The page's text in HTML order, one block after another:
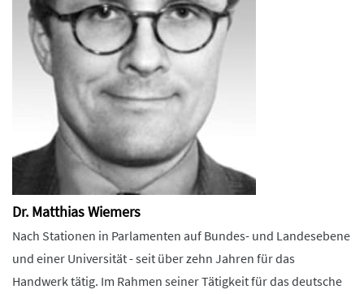
Dr. Matthias Wiemers
Nach Stationen in Parlamenten auf Bundes- und Landesebene
und einer Universität - seit über zehn Jahren für das
Handwerk tätig. Im Rahmen seiner Tätigkeit für das deutsche